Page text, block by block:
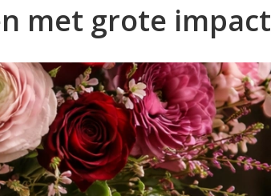
met grote impact